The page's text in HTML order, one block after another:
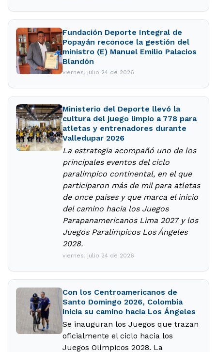
Fundación Deporte Integral de
Popayán reconoce la gestión del
ministro (E) Manuel Emilio Palacios
Blandón
viernes, julio 24 de 2026
Ministerio del Deporte llevó la
cultura del juego limpio a 778 para
atletas y entrenadores durante
Valledupar 2026
La estrategia acompañó uno de los
principales eventos del ciclo
paralímpico continental, en el que
participaron más de mil para atletas
de once países y que marca el inicio
del camino hacia los Juegos
Parapanamericanos Lima 2027 y los
Juegos Paralímpicos Los Ángeles
2028.
viernes, julio 24 de 2026
Con los Centroamericanos de
Santo Domingo 2026, Colombia
inicia su camino hacia Los Ángeles
Se inauguran los Juegos que trazan
oficialmente el ciclo hacia los
Juegos Olímpicos 2028. La